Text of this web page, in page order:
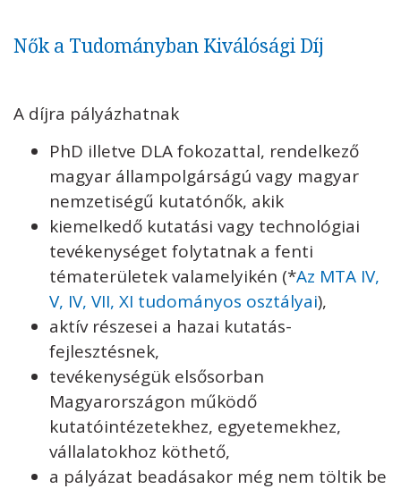
Nők a Tudományban Kiválósági Díj
A díjra pályázhatnak
PhD illetve DLA fokozattal, rendelkező
magyar állampolgárságú vagy magyar
nemzetiségű kutatónők, akik
kiemelkedő kutatási vagy technológiai
tevékenységet folytatnak a fenti
tématerületek valamelyikén (*Az MTA IV,
V, IV, VII, XI tudományos osztályai),
aktív részesei a hazai kutatás-
fejlesztésnek,
tevékenységük elsősorban
Magyarországon működő
kutatóintézetekhez, egyetemekhez,
vállalatokhoz köthető,
a pályázat beadásakor még nem töltik be